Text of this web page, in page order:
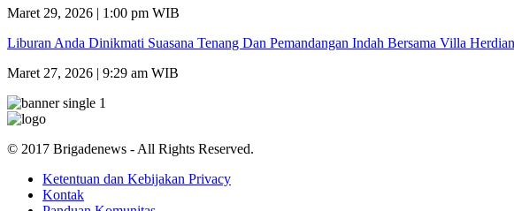
Maret 29, 2026 | 1:00 pm WIB
Liburan Anda Dinikmati Suasana Tenang Dan Pemandangan Indah Bersama Villa
Maret 27, 2026 | 9:29 am WIB
© 2017 Brigadenews - All Rights Reserved.
Ketentuan dan Kebijakan Privacy
Kontak